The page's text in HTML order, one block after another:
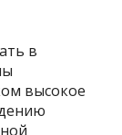
в
высокое